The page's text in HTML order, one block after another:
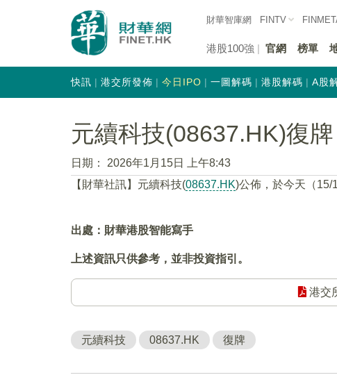
財華智庫網 FINTV
港股100強 官網 榜單
快訊 港交所發佈 今日IPO 一圖解碼 港股解碼 A股
元續科技(08637.HK)復牌
日期：
2026年1月15日 上午8:43
【財華社訊】元續科技(08637.HK)公佈，於今天（15/
出處：財華港股智能寫手
上述資訊只供參考，並非投資指引。
港交
元續科技 08637.HK 復牌